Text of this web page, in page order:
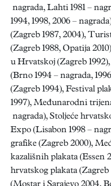
nagrada, Lahti 1981 –
1994, 1998, 2006 –
(Zagreb 1987, 2004),
(Zagreb 1988, Opatija
u Hrvatskoj (Zagreb
(Brno 1994 – nagrada,
(Zagreb 1994), Festival
1997), Međunarodni
nagrada), Stoljeće
Expo (Lisabon 1998 –
grafike (Zagreb 2000),
kazališnih plakata (Essen
hrvatskog plakata (Zagreb